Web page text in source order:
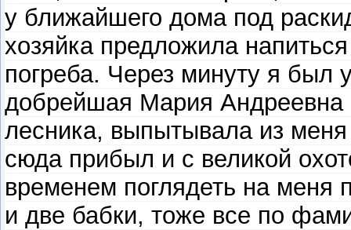
у ближайшего дома под
хозяйка предложила
погреба. Через минуту я был
добрейшая Мария Андреевна
лесника, выпытывала из
сюда прибыл и с великой
временем поглядеть на меня
и две бабки, тоже все по